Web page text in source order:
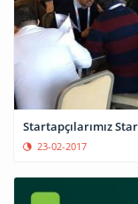
Startapçılarımız
23-02-2017